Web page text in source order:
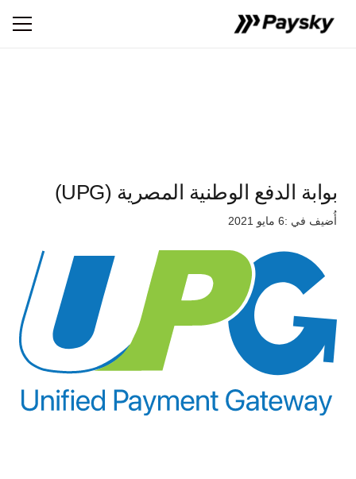
بوابة الدفع الوطنية المصرية (UPG)
أُضيف في :6 مايو 2021